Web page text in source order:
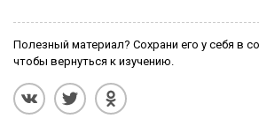
Полезный материал? Сохрани его у себя в
чтобы вернуться к изучению.